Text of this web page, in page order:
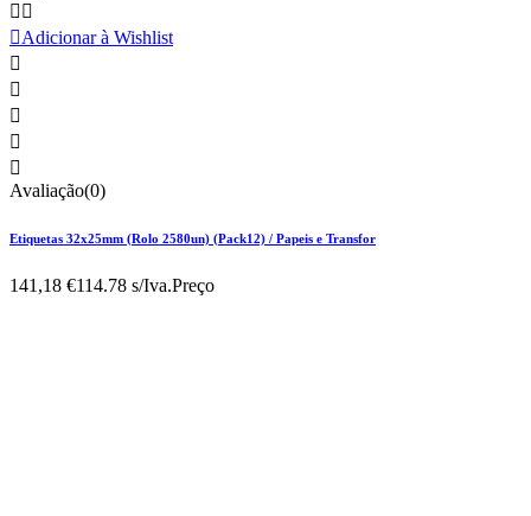
 
Adicionar à Wishlist





Avaliação(0)
Etiquetas 32x25mm (Rolo 2580un) (Pack12) / Papeis e Transfor
141,18 €114.78 s/Iva.Preço